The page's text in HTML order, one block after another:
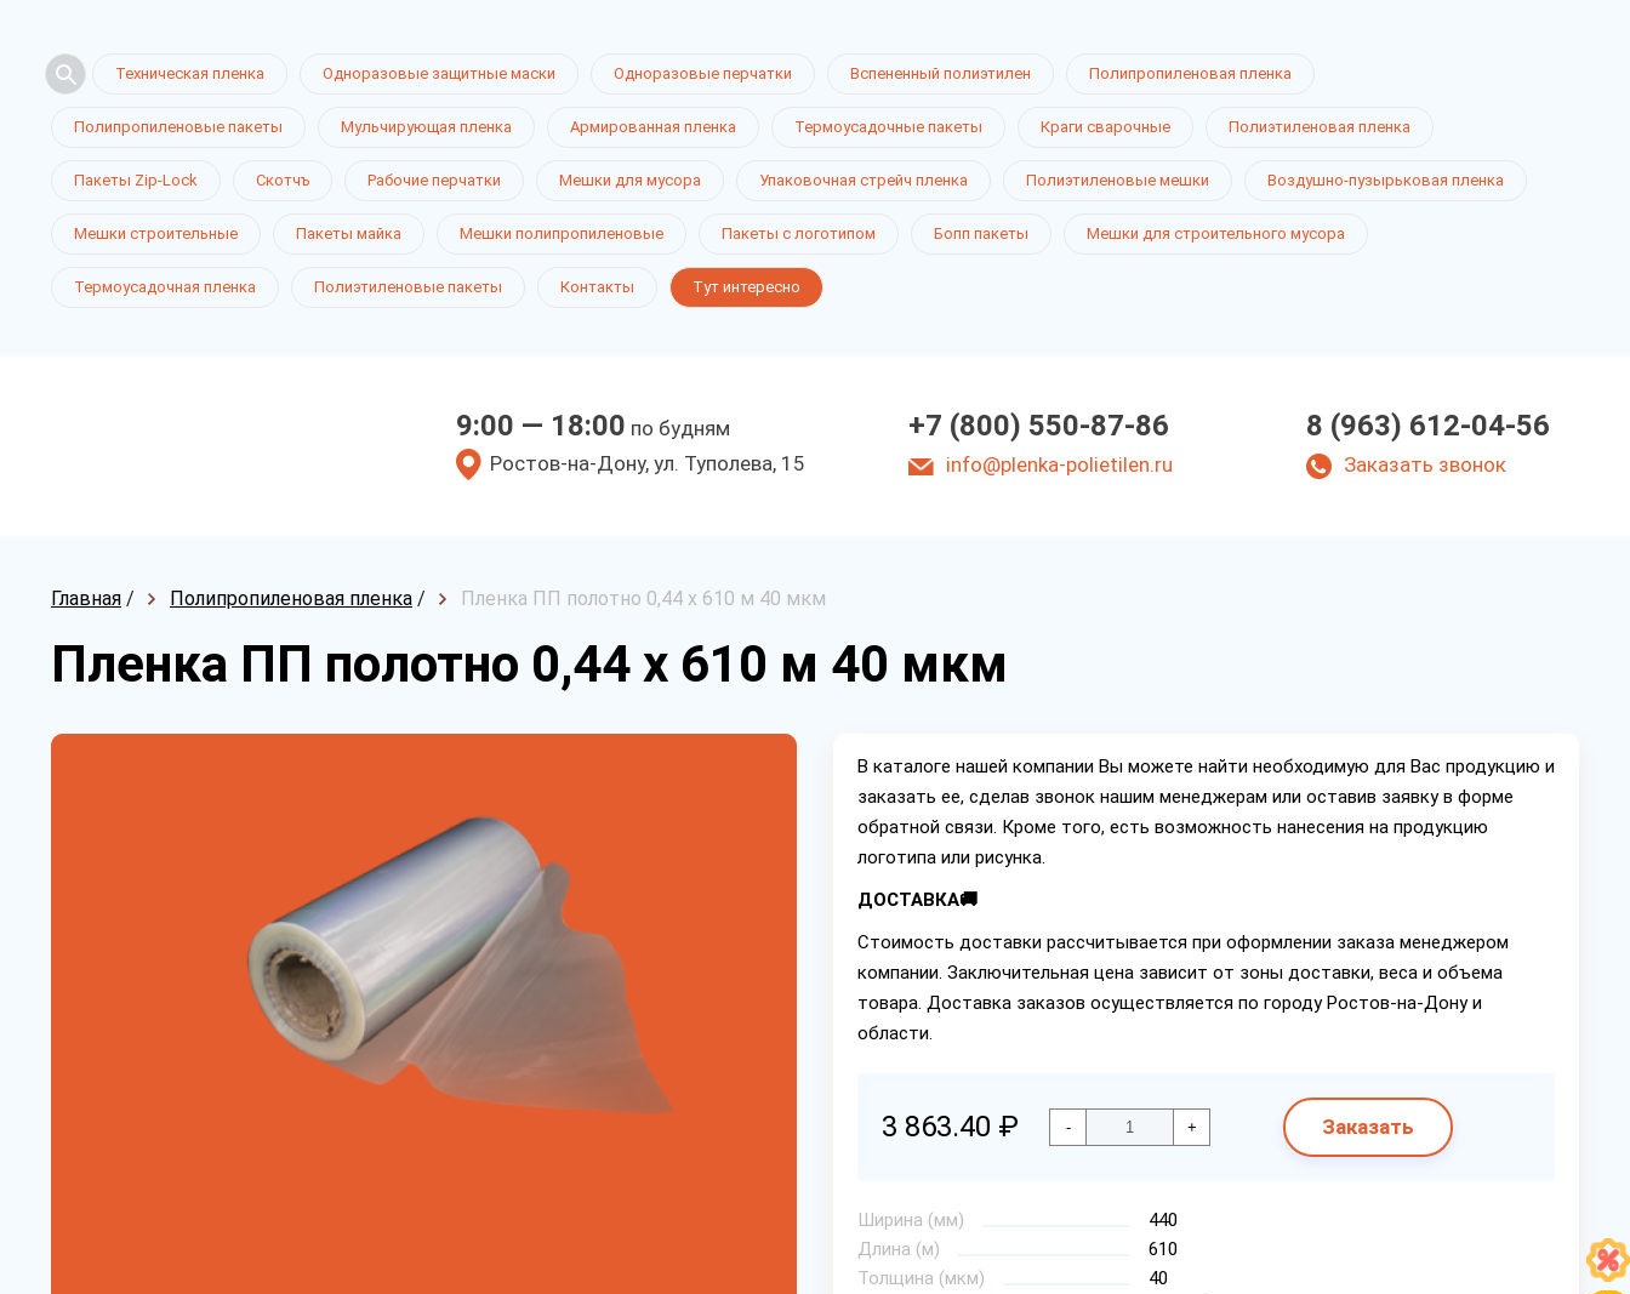
Техническая пленка Одноразовые защитные маски Одноразовые перчатки Вспененный полиэтилен Полипропиленовая пленка
Полипропиленовые пакеты Мульчирующая пленка Армированная пленка Термоусадочные пакеты Краги сварочные Полиэтиленовая пленка
Пакеты Zip-Lock Скотчъ Рабочие перчатки Мешки для мусора Упаковочная стрейч пленка Полиэтиленовые мешки Воздушно-пузырьковая пленка
Мешки строительные Пакеты майка Мешки полипропиленовые Пакеты с логотипом Бопп пакеты Мешки для строительного мусора
Термоусадочная пленка Полиэтиленовые пакеты Контакты Тут интересно
9:00 — 18:00 по будням
Ростов-на-Дону, ул. Туполева, 15
+7 (800) 550-87-86
info@plenka-polietilen.ru
8 (963) 612-04-56
Заказать звонок
Главная / Полипропиленовая пленка / Пленка ПП полотно 0,44 х 610 м 40 мкм
Пленка ПП полотно 0,44 х 610 м 40 мкм
В каталоге нашей компании Вы можете найти необходимую для Вас продукцию и
заказать ее, сделав звонок нашим менеджерам или оставив заявку в форме
обратной связи. Кроме того, есть возможность нанесения на продукцию
логотипа или рисунка.
ДОСТАВКА🚚
Стоимость доставки рассчитывается при оформлении заказа менеджером
компании. Заключительная цена зависит от зоны доставки, веса и объема
товара. Доставка заказов осуществляется по городу Ростов-на-Дону и
области.
3 863.40 ₽ - + Заказать
Ширина (мм)
440
Длина (м)
610
Толщина (мкм)
40